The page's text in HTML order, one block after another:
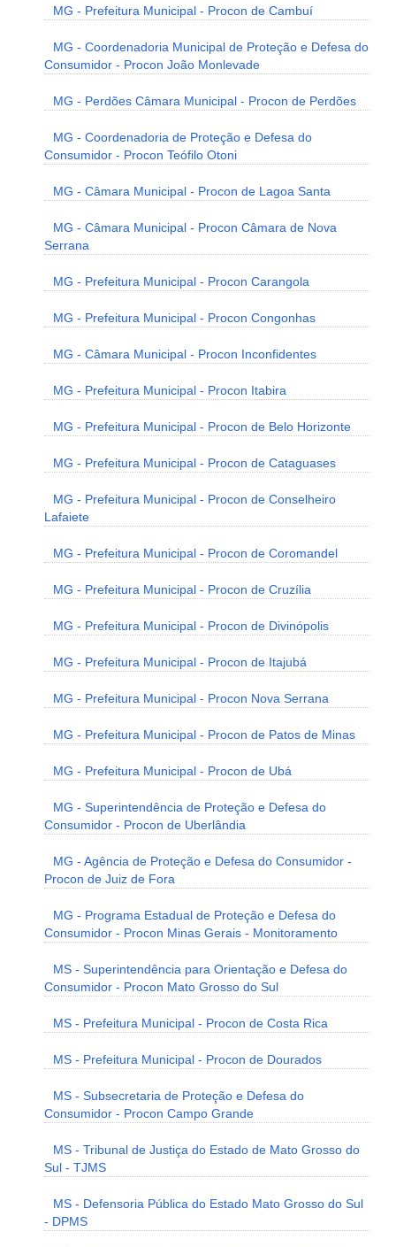
MG - Prefeitura Municipal - Procon de Cambuí
MG - Coordenadoria Municipal de Proteção e Defesa do
Consumidor - Procon João Monlevade
MG - Perdões Câmara Municipal - Procon de Perdões
MG - Coordenadoria de Proteção e Defesa do
Consumidor - Procon Teófilo Otoni
MG - Câmara Municipal - Procon de Lagoa Santa
MG - Câmara Municipal - Procon Câmara de Nova
Serrana
MG - Prefeitura Municipal - Procon Carangola
MG - Prefeitura Municipal - Procon Congonhas
MG - Câmara Municipal - Procon Inconfidentes
MG - Prefeitura Municipal - Procon Itabira
MG - Prefeitura Municipal - Procon de Belo Horizonte
MG - Prefeitura Municipal - Procon de Cataguases
MG - Prefeitura Municipal - Procon de Conselheiro
Lafaiete
MG - Prefeitura Municipal - Procon de Coromandel
MG - Prefeitura Municipal - Procon de Cruzília
MG - Prefeitura Municipal - Procon de Divinópolis
MG - Prefeitura Municipal - Procon de Itajubá
MG - Prefeitura Municipal - Procon Nova Serrana
MG - Prefeitura Municipal - Procon de Patos de Minas
MG - Prefeitura Municipal - Procon de Ubá
MG - Superintendência de Proteção e Defesa do
Consumidor - Procon de Uberlândia
MG - Agência de Proteção e Defesa do Consumidor -
Procon de Juiz de Fora
MG - Programa Estadual de Proteção e Defesa do
Consumidor - Procon Minas Gerais - Monitoramento
MS - Superintendência para Orientação e Defesa do
Consumidor - Procon Mato Grosso do Sul
MS - Prefeitura Municipal - Procon de Costa Rica
MS - Prefeitura Municipal - Procon de Dourados
MS - Subsecretaria de Proteção e Defesa do
Consumidor - Procon Campo Grande
MS - Tribunal de Justiça do Estado de Mato Grosso do
Sul - TJMS
MS - Defensoria Pública do Estado Mato Grosso do Sul
- DPMS